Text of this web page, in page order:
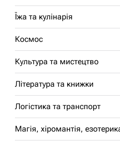
Їжа та кулінарія
Космос
Культура та мистецтво
Література та книжки
Логістика та транспорт
Магія, хіромантія,